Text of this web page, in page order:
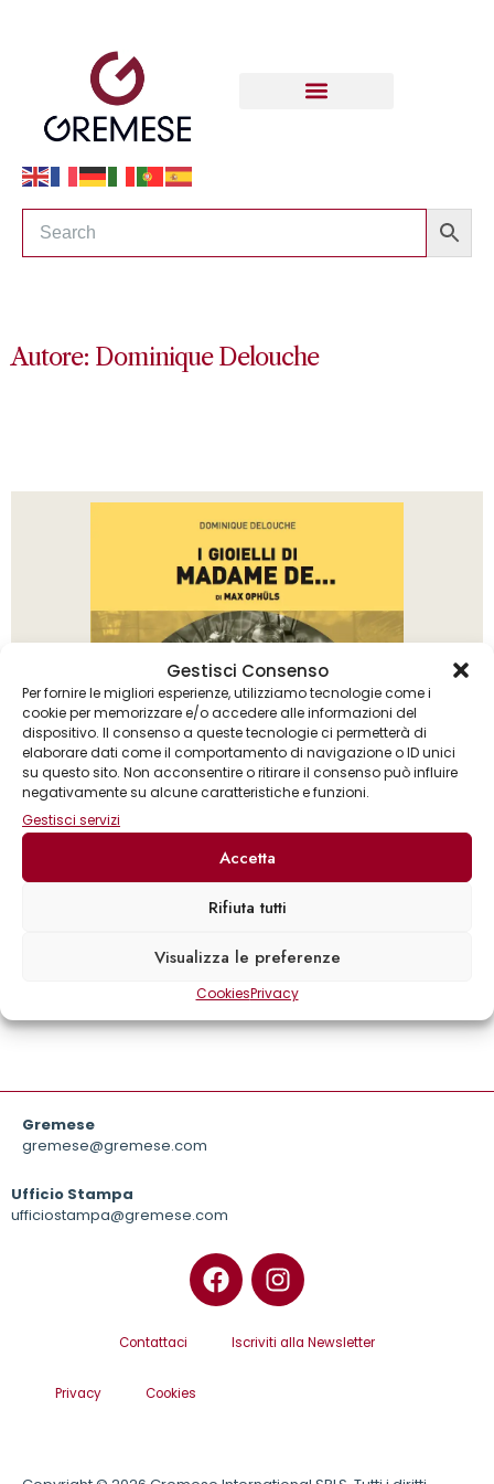
Gestisci Consenso
Per fornire le migliori esperienze, utilizziamo tecnologie come i
cookie per memorizzare e/o accedere alle informazioni del
dispositivo. Il consenso a queste tecnologie ci permetterà di
elaborare dati come il comportamento di navigazione o ID unici
su questo sito. Non acconsentire o ritirare il consenso può influire
negativamente su alcune caratteristiche e funzioni.
Gestisci servizi
Accetta
Rifiuta tutti
Visualizza le preferenze
CookiesPrivacy
Autore: Dominique Delouche
Dominique Delouche
Gremese
gremese@gremese.com
Ufficio Stampa
ufficiostampa@gremese.com
Contattaci Iscriviti alla Newsletter
Privacy Cookies